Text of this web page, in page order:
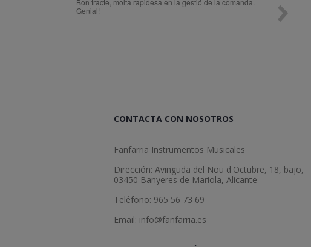
Bon tracte, molta rapidesa en la gestió de la comanda.
Genial!
CONTACTA CON NOSOTROS
Fanfarria Instrumentos Musicales
Dirección: Avinguda del Nou d'Octubre, 18, bajo,
03450 Banyeres de Mariola, Alicante
Teléfono: 965 56 73 69
Email: info@fanfarria.es